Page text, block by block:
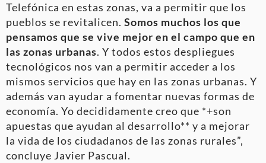
Telefónica en estas zonas, va a permitir que los
pueblos se revitalicen. Somos muchos los que
pensamos que se vive mejor en el campo que en
las zonas urbanas. Y todos estos despliegues
tecnológicos nos van a permitir acceder a los
mismos servicios que hay en las zonas urbanas. Y
además van ayudar a fomentar nuevas formas de
economía. Yo decididamente creo que *+son
apuestas que ayudan al desarrollo** y a mejorar
la vida de los ciudadanos de las zonas rurales”,
concluye Javier Pascual.